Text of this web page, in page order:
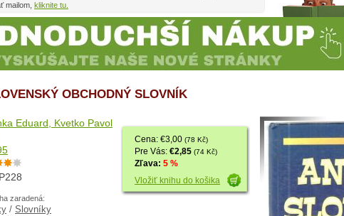
OBCHODNÝ SLOVNÍK
Cena: €3,00 (78 Kč)
Pre Vás: €2,85 (74 Kč)
Zľava: 5 %
Vložiť knihu do košika
Eduard, Kvetko Pavol
zaradená:
/ Slovníky
mailom, kliknite tu.